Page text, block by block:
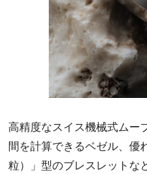
高精度なスイス機械式ムー
間を計算できるベゼル、優
粒）」型のブレスレットな